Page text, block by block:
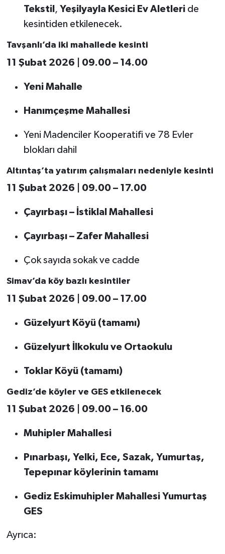
Tekstil , Yeşilyayla Kesici Ev Aletleride
kesintiden etkilenecek.
Tavşanlı’da iki mahallede kesinti
11 Şubat 2026 | 09.00 – 14.00
Yeni Mahalle
Hanımçeşme Mahallesi
Yeni Madenciler Kooperatifi ve 78 Evler
blokları dahil
Altıntaş’ta yatırım çalışmaları nedeniyle kesinti
11 Şubat 2026 | 09.00 – 17.00
Çayırbaşı – İstiklal Mahallesi
Çayırbaşı – Zafer Mahallesi
Çok sayıda sokak ve cadde
Simav’da köy bazlı kesintiler
11 Şubat 2026 | 09.00 – 17.00
Güzelyurt Köyü (tamamı)
Güzelyurt İlkokulu ve Ortaokulu
Toklar Köyü (tamamı)
Gediz’de köyler ve GES etkilenecek
11 Şubat 2026 | 09.00 – 16.00
Muhipler Mahallesi
Pınarbaşı, Yelki, Ece, Sazak, Yumurtaş,
Tepepınar köylerinin tamamı
Gediz Eskimuhipler Mahallesi Yumurtaş
GES
Ayrıca: